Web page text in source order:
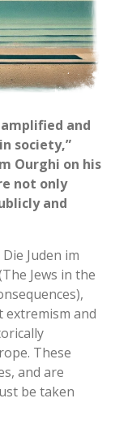
and
society,”
Ourghi on his
not only
and
Juden im
Jews in the
and
These
and are
be taken